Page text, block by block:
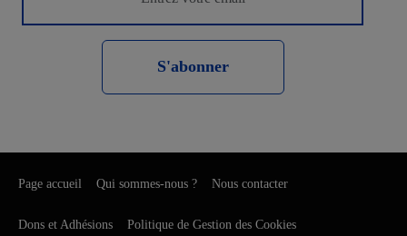
S'abonner
Page accueil Qui sommes-nous ? Nous contacter
Dons et Adhésions Politique de Gestion des Cookies